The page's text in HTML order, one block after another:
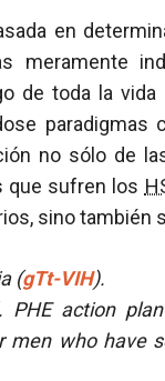
en
meramente
de toda la
paradigmas
no sólo de
que sufren los
sino también
(gTt-VIH).
PHE action
men who have